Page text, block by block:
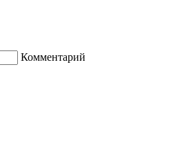
Комментарий